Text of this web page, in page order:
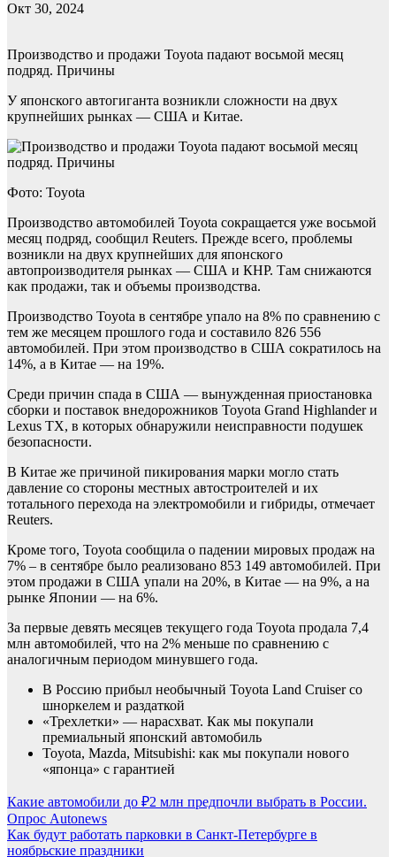
Окт 30, 2024
Производство и продажи Toyota падают восьмой месяц
подряд. Причины
У японского автогиганта возникли сложности на двух
крупнейших рынках — США и Китае.
Фото: Toyota
Производство автомобилей Toyota сокращается уже восьмой
месяц подряд, сообщил Reuters. Прежде всего, проблемы
возникли на двух крупнейших для японского
автопроизводителя рынках — США и КНР. Там снижаются
как продажи, так и объемы производства.
Производство Toyota в сентябре упало на 8% по сравнению с
тем же месяцем прошлого года и составило 826 556
автомобилей. При этом производство в США сократилось на
14%, а в Китае — на 19%.
Среди причин спада в США — вынужденная приостановка
сборки и поставок внедорожников Toyota Grand Highlander и
Lexus TX, в которых обнаружили неисправности подушек
безопасности.
В Китае же причиной пикирования марки могло стать
давление со стороны местных автостроителей и их
тотального перехода на электромобили и гибриды, отмечает
Reuters.
Кроме того, Toyota сообщила о падении мировых продаж на
7% – в сентябре было реализовано 853 149 автомобилей. При
этом продажи в США упали на 20%, в Китае — на 9%, а на
рынке Японии — на 6%.
За первые девять месяцев текущего года Toyota продала 7,4
млн автомобилей, что на 2% меньше по сравнению с
аналогичным периодом минувшего года.
В Россию прибыл необычный Toyota Land Cruiser со
шноркелем и раздаткой
«Трехлетки» — нарасхват. Как мы покупали
премиальный японский автомобиль
Toyota, Mazda, Mitsubishi: как мы покупали нового
«японца» с гарантией
Навигация
по
записям
Какие автомобили до ₽2 млн предпочли выбрать в России.
Опрос Autonews
Как будут работать парковки в Санкт-Петербурге в
ноябрьские праздники